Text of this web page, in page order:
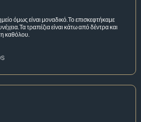
όμως είναι μοναδικό.Το επισκεφτήκαμε
τραπέζια είναι κάτω από δέντρα και
καθόλου.